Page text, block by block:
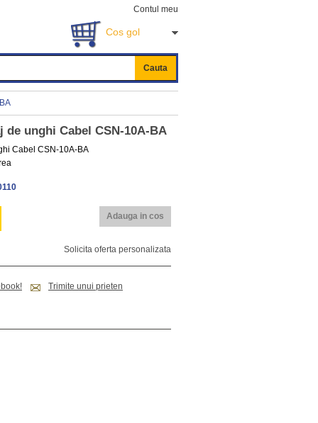
Contul meu
Cos gol
Cauta
de unghi Cabel CSN-10A-BA
Cabel CSN-10A-BA
Adauga in cos
Solicita oferta personalizata
Trimite unui prieten